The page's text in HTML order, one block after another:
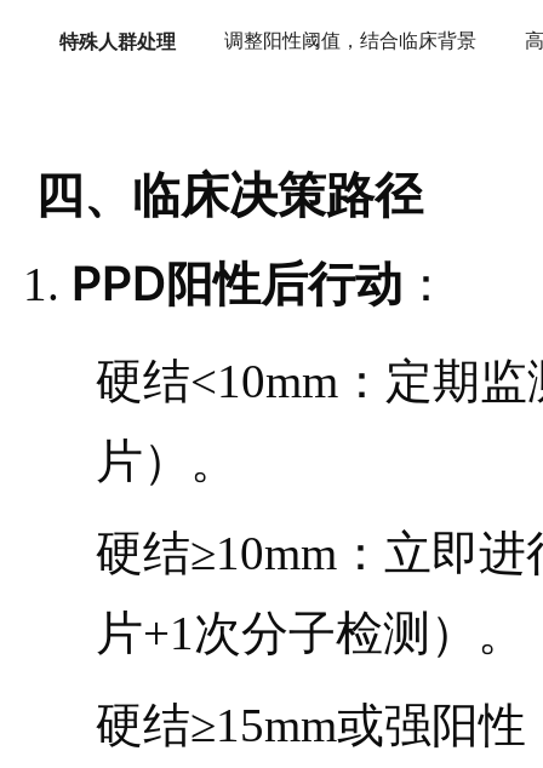
特殊人群处理 调整阳性阈值，结合临床背景
四、临床决策路径
PPD阳性后行动 ：
硬结<10mm：定期
片）。
硬结≥10mm：立即
片+1次分子检测）。
硬结≥15mm或强阳